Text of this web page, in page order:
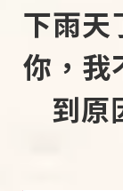
下雨天
你，我
到原